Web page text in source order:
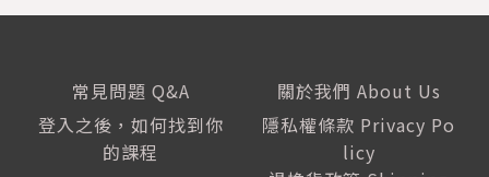
常見問題 Q&A
登入之後，如何找到你
的課程
關於我們 About Us
隱私權條款 Privacy Po
licy